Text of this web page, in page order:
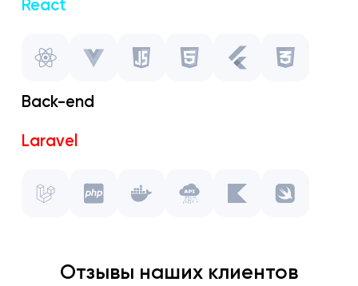
React
Vue.js
CSS
Back-end
Laravel
PHP
Отзывы наших клиентов